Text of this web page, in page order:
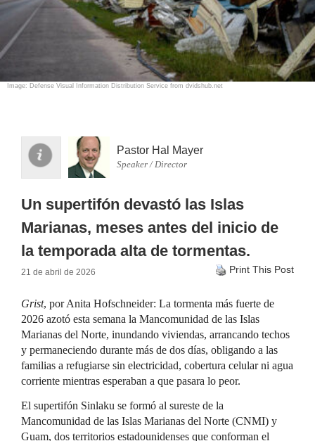
Image: Defense Visual Information Distribution Service from dvidshub.net
Pastor Hal Mayer
Speaker / Director
Un supertifón devastó las Islas
Marianas, meses antes del inicio de
la temporada alta de tormentas.
21 de abril de 2026 Print This Post
Grist, por Anita Hofschneider: La tormenta más fuerte de
2026 azotó esta semana la Mancomunidad de las Islas
Marianas del Norte, inundando viviendas, arrancando techos
y permaneciendo durante más de dos días, obligando a las
familias a refugiarse sin electricidad, cobertura celular ni agua
corriente mientras esperaban a que pasara lo peor.
El supertifón Sinlaku se formó al sureste de la
Mancomunidad de las Islas Marianas del Norte (CNMI) y
Guam, dos territorios estadounidenses que conforman el